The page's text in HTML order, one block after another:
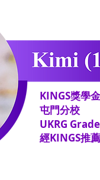
KINGS獎學
屯門分校
​UKRG
經KINGS推